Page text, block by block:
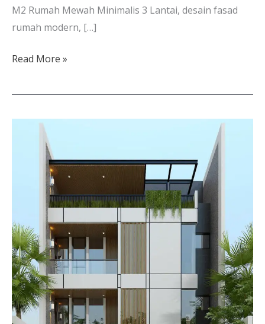
M2 Rumah Mewah Minimalis 3 Lantai, desain fasad
rumah modern, […]
Read More »
Desain
Minimalis
Industrial